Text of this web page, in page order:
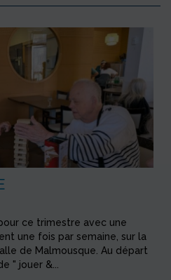
ce trimestre avec une
une fois par semaine, sur la
de Malmousque. Au départ
" jouer &...